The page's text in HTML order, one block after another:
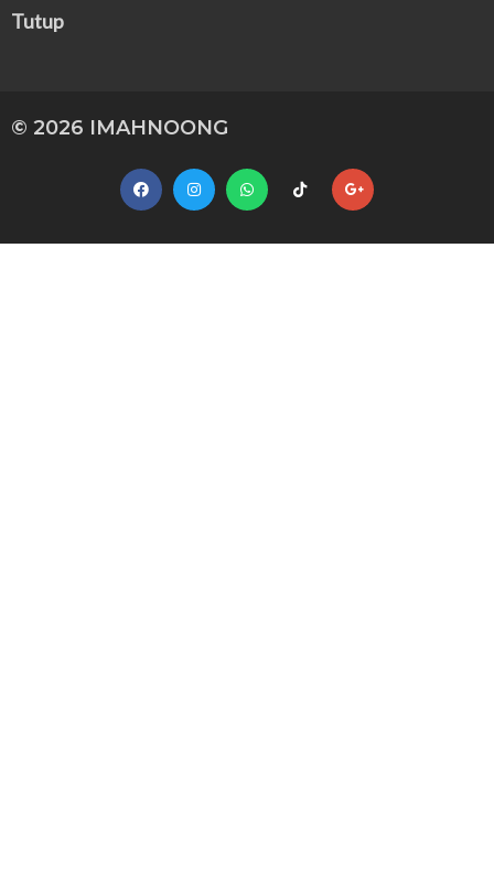
Tutup
© 2026 IMAHNOONG